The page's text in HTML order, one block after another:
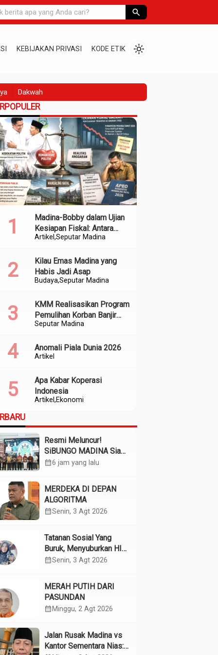
search
KEBIJAKAN PRIVASI KODE ETIK light_mode
Dakwah
Artikel Seputar Madina
Madina-Bobby dalam Ujian
Kesiapan Fiskal: Antara
Kedekatan Politik dan
BudayaSeputar Madina
Kilau Emas Madina yang
Habis Jadi Asap
Seputar Madina
KMM Realisasikan Program
Pemulihan Korban Banjir
dan Longsor di Kabupaten
Artikel
Anomali Piala Dunia 2026
Artikel Ekonomi
Apa Kabar Koperasi
Indonesia
Resmi Meluncur!
SiBUNGO MADINA Siap
Optimalkan Pendapatan
calendar_month6 jam yang lalu
MERDEKA DI DEPAN
ALGORITMA
calendar_monthSenin, 3 Agt 2026
Tatanan Sosial Yang
Buruk, Menyuburkan HIV
Pada Remaja
calendar_monthSenin, 3 Agt 2026
MERAH PUTIH DARI
PASUNDAN
calendar_month Minggu, 2 Agt 2026
Jalan Rusak Madina vs
Kantor Sementara Nias: